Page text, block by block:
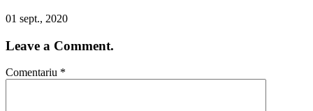
01 sept., 2020
Leave a Comment.
Comentariu *